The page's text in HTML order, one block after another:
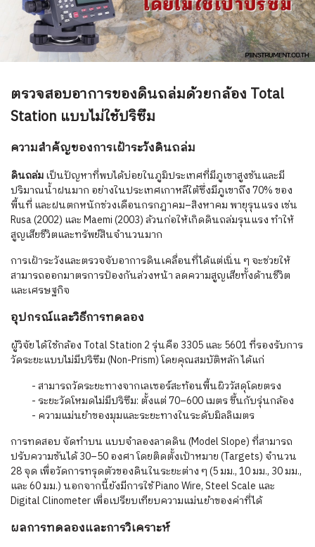
ตรวจสอบอาการของดินถล่มด้วยกล้อง Total
Station แบบไม่ใช้ปริซึม
ความสำคัญของการเฝ้าระวังดินถล่ม
ดินถล่มเป็นปัญหาที่พบได้บ่อยในภูมิประเทศที่มีภูเขาสูงชันและมี
ปริมาณน้ำฝนมาก อย่างในประเทศเกาหลีใต้ซึ่งมีภูเขาถึง 70% ของ
พื้นที่ และฝนตกหนักช่วงเดือนกรกฎาคม–สิงหาคม พายุรุนแรง เช่น
Rusa (2002) และ Maemi (2003) ล้วนก่อให้เกิดดินถล่มรุนแรง ทำให้
สูญเสียชีวิตและทรัพย์สินจำนวนมาก
การเฝ้าระวังและตรวจจับอาการดินเคลื่อนที่ได้แต่เนิ่น ๆ จะช่วยให้
สามารถออกมาตรการป้องกันล่วงหน้า ลดความสูญเสียทั้งด้านชีวิต
และเศรษฐกิจ
อุปกรณ์และวิธีการทดลอง
ผู้วิจัย ได้ใช้กล้อง Total Station 2 รุ่นคือ 3305 และ 5601 ที่รองรับการ
วัดระยะแบบไม่มีปริซึม (Non-Prism) โดยคุณสมบัติหลัก ได้แก่
- สามารถวัดระยะทางจากเลเซอร์สะท้อนพื้นผิววัสดุโดยตรง
- ระยะวัดโหมดไม่มีปริซึม: ตั้งแต่ 70–600 เมตร ขึ้นกับรุ่นกล้อง
- ความแม่นยำของมุมและระยะทางในระดับมิลลิเมตร
การทดสอบ จัดทำบน แบบจำลองลาดดิน (Model Slope) ที่สามารถ
ปรับความชันได้ 30–50 องศา โดยติดตั้งเป้าหมาย (Targets) จำนวน
28 จุด เพื่อวัดการทรุดตัวของดินในระยะต่าง ๆ (5 มม., 10 มม., 30 มม.,
และ 60 มม.) นอกจากนี้ยังมีการใช้ Piano Wire, Steel Scale และ
Digital Clinometer เพื่อเปรียบเทียบความแม่นยำของค่าที่ได้
ผลการทดลองและการวิเคราะห์